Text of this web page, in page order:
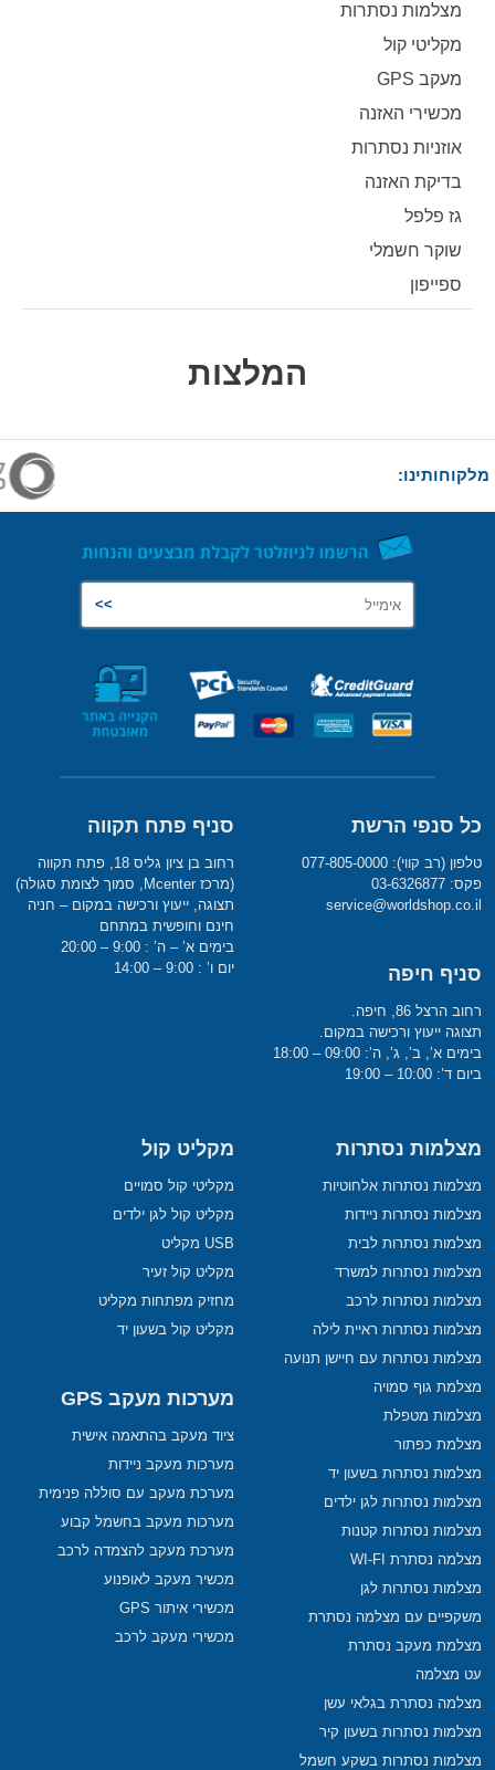
מצלמות נסתרות
מקליטי קול
מעקב GPS
מכשירי האזנה
אוזניות נסתרות
בדיקת האזנה
גז פלפל
שוקר חשמלי
ספייפון
המלצות
מלקוחותינו:
כל סנפי הרשת
טלפון (רב קווי): 077-805-0000
פקס: 03-6326877
service@worldshop.co.il
סניף חיפה
רחוב הרצל 86, חיפה.
תצוגה ייעוץ ורכישה במקום.
בימים א’, ב’, ג’, ה’: 09:00 – 18:00
ביום ד’: 10:00 – 19:00
סניף פתח תקווה
רחוב בן ציון גליס 18, פתח תקווה
(מרכז Mcenter, סמוך לצומת סגולה)
תצוגה, ייעוץ ורכישה במקום – חניה
חינם וחופשית במתחם
בימים א’ – ה’ : 9:00 – 20:00
יום ו’ : 9:00 – 14:00
מצלמות נסתרות
מצלמות נסתרות אלחוטיות
מצלמות נסתרות ניידות
מצלמות נסתרות לבית
מצלמות נסתרות למשרד
מצלמות נסתרות לרכב
מצלמות נסתרות ראיית לילה
מצלמות נסתרות עם חיישן תנועה
מצלמת גוף סמויה
מצלמות מטפלת
מצלמת כפתור
מצלמות נסתרות בשעון יד
מצלמות נסתרות לגן ילדים
מצלמות נסתרות קטנות
מצלמה נסתרת WI-FI
מצלמות נסתרות לגן
משקפיים עם מצלמה נסתרת
מצלמת מעקב נסתרת
עט מצלמה
מצלמה נסתרת בגלאי עשן
מצלמות נסתרות בשעון קיר
מצלמות נסתרות בשקע חשמל
מקליט קול
מקליטי קול סמויים
מקליט קול לגן ילדים
USB מקליט
מקליט קול זעיר
מחזיק מפתחות מקליט
מקליט קול בשעון יד
מערכות מעקב GPS
ציוד מעקב בהתאמה אישית
מערכות מעקב ניידות
מערכת מעקב עם סוללה פנימית
מערכות מעקב בחשמל קבוע
מערכת מעקב להצמדה לרכב
מכשיר מעקב לאופנוע
מכשירי איתור GPS
מכשירי מעקב לרכב